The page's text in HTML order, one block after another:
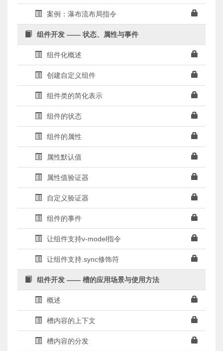
案例：瀑布流布局指令
组件开发 —— 状态、属性与事件
组件化概述
创建自定义组件
组件类的简化表示
组件的状态
组件的属性
属性默认值
属性值验证器
自定义验证器
组件的事件
让组件支持v-model指令
让组件支持.sync修饰符
组件开发 —— 槽的应用场景与使用方法
概述
槽内容的上下文
槽内容的分发